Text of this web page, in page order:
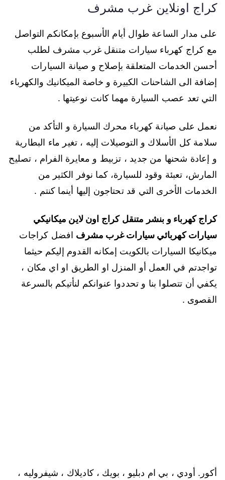
كراج اونلاين غرب مشرف
على مدار الساعة طوال أيام الأسبوع بإمكانكم التواصل
مع كراج كهرباء سيارات متنقل غرب مشرف لطلب
أحسن الخدمات المتعلقة بإصلاح و صيانة السيارات
إضافة الى الشاحنات الكبيرة و خاصة الميكانيك والكهرباء
التي تعد عصب السيارة مهما كانت نوعيتها .
نعمل على صيانة كهرباء محرك السيارة و التأكد من
سلامة كل الأسلاك و التوصيلات إليه ، تغير ماء البطارية
و إعادة شحنها من جديد ، تزبيط و معايرة الفرام ، تصليح
المارش، تعبئة وقود للسيارة، كما نوفر الكثير من
الخدمات الأخرى التي قد تحتاجون إليها أينما كنتم .
كراج كهرباء و بنشر متنقل كراج اون لاين ميكانيكي
سيارات كهربائي سيارات غرب مشرف افضل كراجات
ميكانيكا السيارات بالكويت إمكانه القدوم إليكم حيثما
تواجدتم في العمل أو المنزل او الطريق او اي مكان ،
يكفي أن تتصلوا بنا و تحددوا عنوانكم لنأتيكم بالسرعة
القصوى .
أكور. أودي ، بي ام دبليو ، بويك ، كاديلاك ، شيفروليه ،